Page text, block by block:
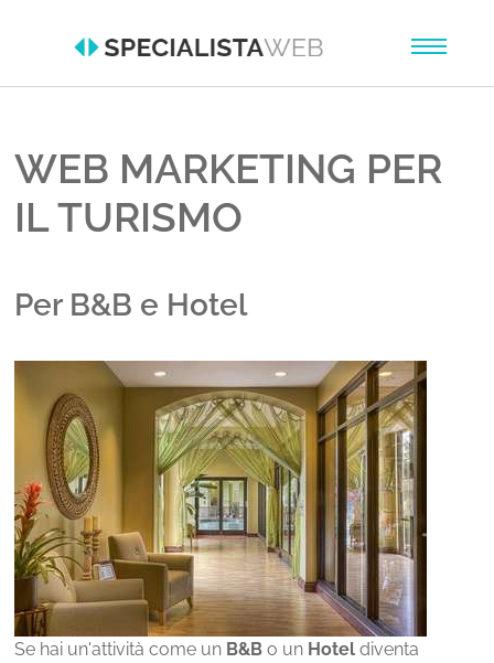
WEB MARKETING PER
IL TURISMO
Per B&B e Hotel
Se hai un'attività come un B&B o un Hotel diventa